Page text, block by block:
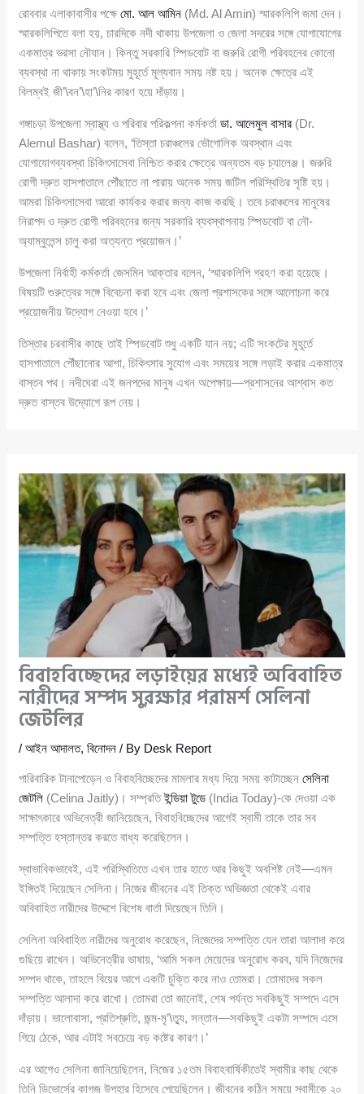
রোববার এলাকাবাসীর পক্ষেমো. আল আমিন (Md. Al Amin) স্মারকলিপি জমা দেন।
স্মারকলিপিতে বলা হয়, চারদিকে নদী থাকায় উপজেলা ও জেলা সদরের সঙ্গে যোগাযোগের
একমাত্র ভরসা নৌযান। কিন্তু সরকারি স্পিডবোট বা জরুরি রোগী পরিবহনের কোনো
ব্যবস্থা না থাকায় সংকটময় মুহূর্তে মূল্যবান সময় নষ্ট হয়। অনেক ক্ষেত্রে এই
বিলম্বই জী’\বন’\হা’\নির কারণ হয়ে দাঁড়ায়।
গঙ্গাচড়া উপজেলা স্বাস্থ্য ও পরিবার পরিকল্পনা কর্মকর্তাডা. আলেমুল বাসার (Dr.
Alemul Bashar) বলেন, ‘তিস্তা চরাঞ্চলের ভৌগোলিক অবস্থান এবং
যোগাযোগব্যবস্থা চিকিৎসাসেবা নিশ্চিত করার ক্ষেত্রে অন্যতম বড় চ্যালেঞ্জ। জরুরি
রোগী দ্রুত হাসপাতালে পৌঁছাতে না পারায় অনেক সময় জটিল পরিস্থিতির সৃষ্টি হয়।
আমরা চিকিৎসাসেবা আরো কার্যকর করার জন্য কাজ করছি। তবে চরাঞ্চলের মানুষের
নিরাপদ ও দ্রুত রোগী পরিবহনের জন্য সরকারি ব্যবস্থাপনায় স্পিডবোট বা নৌ-
অ্যাম্বুলেন্স চালু করা অত্যন্ত প্রয়োজন।’
উপজেলা নির্বাহী কর্মকর্তা জেসমিন আক্তার বলেন, ‘স্মারকলিপি গ্রহণ করা হয়েছে।
বিষয়টি গুরুত্বের সঙ্গে বিবেচনা করা হবে এবং জেলা প্রশাসকের সঙ্গে আলোচনা করে
প্রয়োজনীয় উদ্যোগ নেওয়া হবে।’
তিস্তার চরবাসীর কাছে তাই স্পিডবোট শুধু একটি যান নয়; এটি সংকটের মুহূর্তে
হাসপাতালে পৌঁছানোর আশা, চিকিৎসার সুযোগ এবং সময়ের সঙ্গে লড়াই করার একমাত্র
বাস্তব পথ। নদীঘেরা এই জনপদের মানুষ এখন অপেক্ষায়—প্রশাসনের আশ্বাস কত
দ্রুত বাস্তব উদ্যোগে রূপ নেয়।
বিবাহবিচ্ছেদের লড়াইয়ের মধ্যেই অবিবাহিত
নারীদের সম্পদ সুরক্ষার পরামর্শ সেলিনা
জেটলির
/আইন আদালত,বিনোদন / By Desk Report
পারিবারিক টানাপোড়েন ও বিবাহবিচ্ছেদের মামলার মধ্য দিয়ে সময় কাটাচ্ছেনসেলিনা
জেটলি (Celina Jaitly)। সম্প্রতিইন্ডিয়া টুডে (India Today)-কে দেওয়া এক
সাক্ষাৎকারে অভিনেত্রী জানিয়েছেন, বিবাহবিচ্ছেদের আগেই স্বামী তাকে তার সব
সম্পত্তি হস্তান্তর করতে বাধ্য করেছিলেন।
স্বাভাবিকভাবেই, এই পরিস্থিতিতে এখন তার হাতে আর কিছুই অবশিষ্ট নেই—এমন
ইঙ্গিতই দিয়েছেন সেলিনা। নিজের জীবনের এই তিক্ত অভিজ্ঞতা থেকেই এবার
অবিবাহিত নারীদের উদ্দেশে বিশেষ বার্তা দিয়েছেন তিনি।
সেলিনা অবিবাহিত নারীদের অনুরোধ করেছেন, নিজেদের সম্পত্তি যেন তারা আলাদা করে
গুছিয়ে রাখেন। অভিনেত্রীর ভাষায়, ‘আমি সকল মেয়েদের অনুরোধ করব, যদি নিজেদের
সম্পদ থাকে, তাহলে বিয়ের আগে একটি চুক্তি করে নাও তোমরা। তোমাদের সকল
সম্পত্তি আলাদা করে রাখো। তোমরা তো জানোই, শেষ পর্যন্ত সবকিছুই সম্পদে এসে
দাঁড়ায়। ভালোবাসা, প্রতিশ্রুতি, জন্ম-মৃ’\ত্যু, সন্তান—সবকিছুই একটা সম্পদে এসে
গিয়ে ঠেকে, আর এটাই সবচেয়ে বড় কষ্টের কারণ।’
এর আগেও সেলিনা জানিয়েছিলেন, নিজের ১৫তম বিবাহবার্ষিকীতেই স্বামীর কাছ থেকে
তিনি ডিভোর্সের কাগজ উপহার হিসেবে পেয়েছিলেন। জীবনের কঠিন সময়ে স্বামীকে ২০